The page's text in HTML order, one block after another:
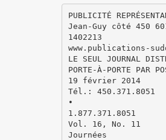
PUBLICITÉ
Jean-Guy côté 450
1402213
www.publications-
LE SEUL JOURNAL
PORTE-À-PORTE PAR
19 février 2014
Tél.: 450.371.8051
•
1.877.371.8051
Vol. 16, No. 11
Journées